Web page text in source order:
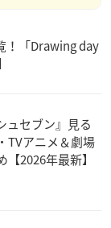
！「Drawing day
ュセブン』見る
TVアニメ＆劇場
2026年最新】